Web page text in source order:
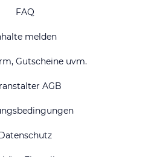
FAQ
melden
Gutscheine uvm.
AGB